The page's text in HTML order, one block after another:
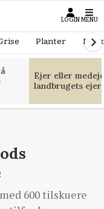
LOGIN MENU
Planter
Ejer eller
landbrugets
600 tilskuere